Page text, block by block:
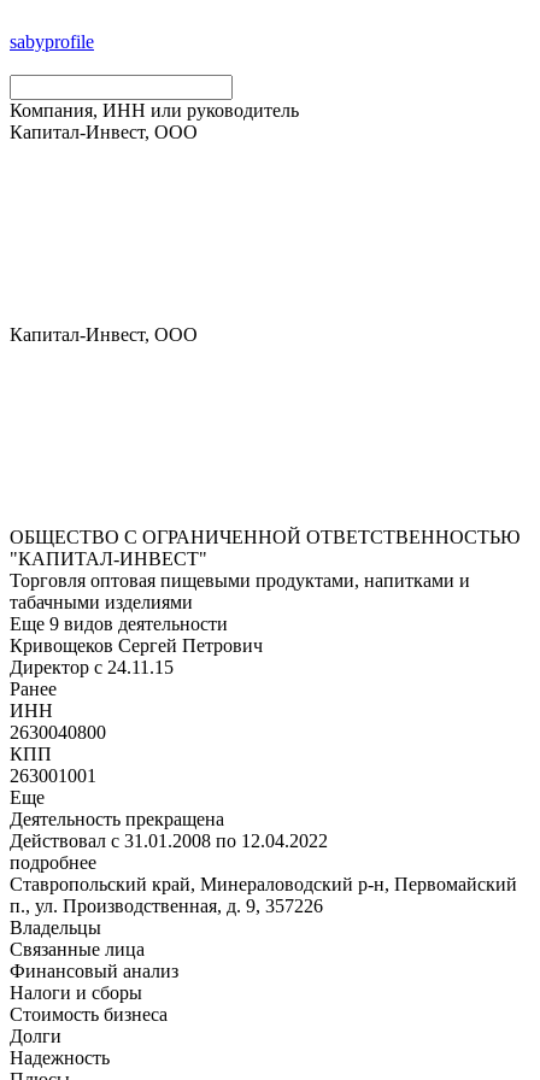
sabyprofile
Компания, ИНН или руководитель
Капитал-Инвест, ООО
Капитал-Инвест, ООО
ОБЩЕСТВО С ОГРАНИЧЕННОЙ ОТВЕТСТВЕННОСТЬЮ
"КАПИТАЛ-ИНВЕСТ"
Торговля оптовая пищевыми продуктами, напитками и
табачными изделиями
Еще 9 видов деятельности
Кривощеков Сергей Петрович
Директор c 24.11.15
Ранее
ИНН
2630040800
КПП
263001001
Еще
Деятельность прекращена
Действовал с 31.01.2008 по 12.04.2022
подробнее
Ставропольский край, Минераловодский р-н, Первомайский
п., ул. Производственная, д. 9, 357226
Владельцы
Связанные лица
Финансовый анализ
Налоги и сборы
Стоимость бизнеса
Долги
Надежность